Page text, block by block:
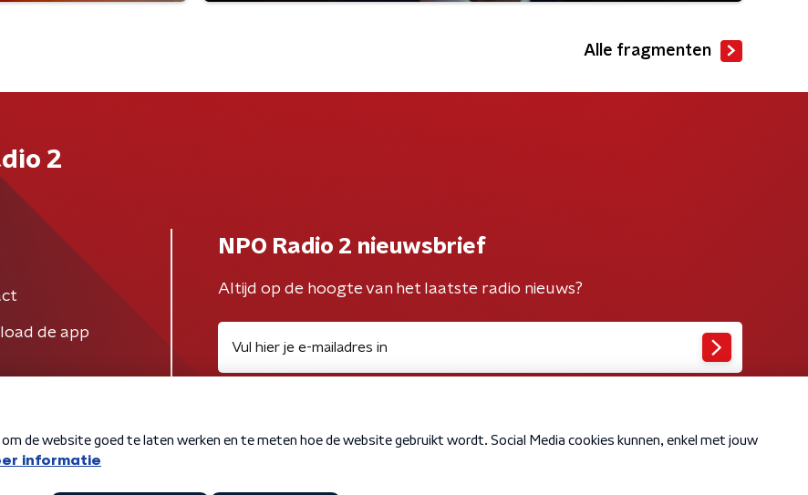
Alle fragmenten
2
de app
NPO Radio 2 nieuwsbrief
Altijd op de hoogte van het laatste radio nieuws?